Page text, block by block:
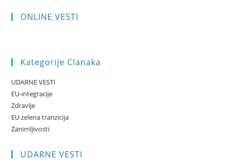
ONLINE VESTI
Kategorije Clanaka
UDARNE VESTI
EU-integracije
Zdravlje
EU zelena tranzicija
Zanimljivosti
UDARNE VESTI